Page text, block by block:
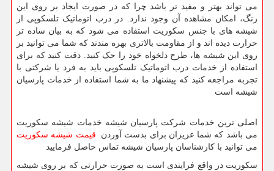
می تواند بهتر و مفید تر باشد چرا که در صورت ایجاد بر روی این
رنگ، امکان مشاهده آن وجود ندارد. در درب اتوماتیک تلسکوپی از
شیشه های با جنس سکوریت استفاده می شود که به بیان ساده تر
حرارت دیده اند و از مقاومت بالاتری بهره مندند که شما می توانید بر
روی این شیشه ها، طرح دلخواه خود را حک کنید. دقت کنید که برای
استفاده از خدمات درب اتوماتیک تلسکوپی باید به فرد یا شرکتی با
تجربه مراجعه کنید که پیشنهاد ما به شما استفاده از خدمات پارسیان
شیشه است
اصلی ترین خدمات شرکت پارسیان شیشه خدمات شیشه سکوریت
می باشد که شما عزیزان برای بدست آوردن قیمت شیشه سکوریت
می توانید با کارشناسان پارسیان شیشه تماس حاصل فرمایید
سکوریت در واقع فرایندی است به صورت حرارتی که بر روی شیشه